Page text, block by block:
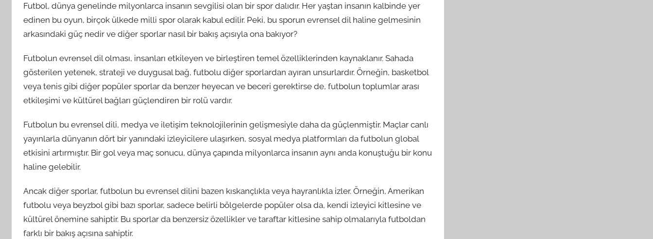
Futbol, dünya genelinde milyonlarca insanın sevgilisi olan bir spor dalıdır. Her yaştan insanın kalbinde yer
edinen bu oyun, birçok ülkede milli spor olarak kabul edilir. Peki, bu sporun evrensel dil haline gelmesinin
arkasındaki güç nedir ve diğer sporlar nasıl bir bakış açısıyla ona bakıyor?
Futbolun evrensel dil olması, insanları etkileyen ve birleştiren temel özelliklerinden kaynaklanır. Sahada
gösterilen yetenek, strateji ve duygusal bağ, futbolu diğer sporlardan ayıran unsurlardır. Örneğin, basketbol
veya tenis gibi diğer popüler sporlar da benzer heyecan ve beceri gerektirse de, futbolun toplumlar arası
etkileşimi ve kültürel bağları güçlendiren bir rolü vardır.
Futbolun bu evrensel dili, medya ve iletişim teknolojilerinin gelişmesiyle daha da güçlenmiştir. Maçlar canlı
yayınlarla dünyanın dört bir yanındaki izleyicilere ulaşırken, sosyal medya platformları da futbolun global
etkisini artırmıştır. Bir gol veya maç sonucu, dünya çapında milyonlarca insanın aynı anda konuştuğu bir konu
haline gelebilir.
Ancak diğer sporlar, futbolun bu evrensel dilini bazen kıskançlıkla veya hayranlıkla izler. Örneğin, Amerikan
futbolu veya beyzbol gibi bazı sporlar, sadece belirli bölgelerde popüler olsa da, kendi izleyici kitlesine ve
kültürel önemine sahiptir. Bu sporlar da benzersiz özellikler ve taraftar kitlesine sahip olmalarıyla futboldan
farklı bir bakış açısına sahiptir.